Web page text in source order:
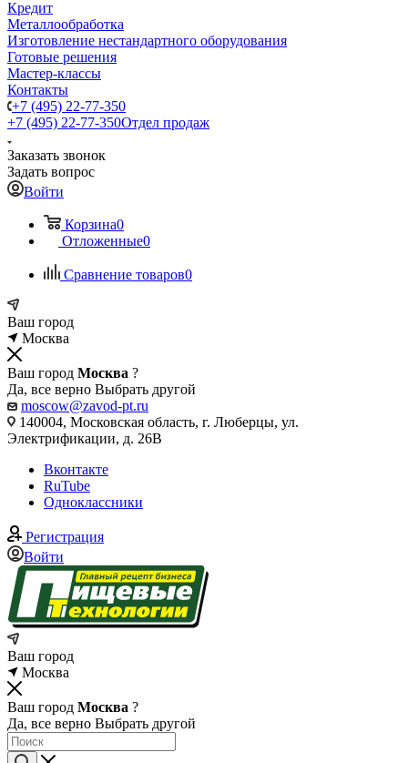
Кредит
Металлообработка
Изготовление нестандартного оборудования
Готовые решения
Мастер-классы
Контакты
+7 (495) 22-77-350
+7 (495) 22-77-350Отдел продаж
Заказать звонок
Задать вопрос
Войти
Корзина0
Отложенные0
Сравнение товаров0
Ваш город
Москва
Ваш город Москва ?
Да, все верно Выбрать другой
moscow@zavod-pt.ru
140004, Московская область, г. Люберцы, ул.
Электрификации, д. 26В
Вконтакте
RuTube
Одноклассники
Регистрация
Войти
Ваш город
Москва
Ваш город Москва ?
Да, все верно Выбрать другой